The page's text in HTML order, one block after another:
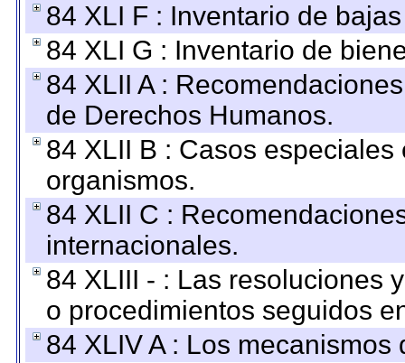
84 XLI F : Inventario de
84 XLI G : Inventario de
84 XLII A :
de Derechos Humanos.
84 XLII B : Casos
organismos.
84 XLII C :
internacionales.
84 XLIII - : Las resoluciones
o procedimientos seguidos
84 XLIV A : Los